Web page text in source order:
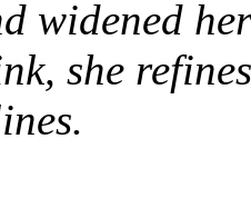
widened
she